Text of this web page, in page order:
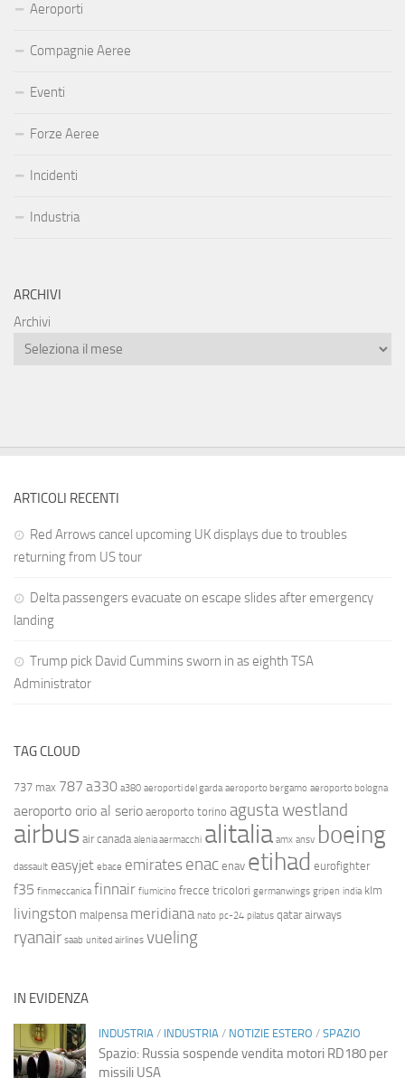
Aeroporti
Compagnie Aeree
Eventi
Forze Aeree
Incidenti
Industria
ARCHIVI
Archivi
ARTICOLI RECENTI
Red Arrows cancel upcoming UK displays due to troubles
returning from US tour
Delta passengers evacuate on escape slides after emergency
landing
Trump pick David Cummins sworn in as eighth TSA
Administrator
TAG CLOUD
737 max 787 a330 a380 aeroporti del garda aeroporto bergamo aeroporto bologna
aeroporto orio al serio aeroporto torino agusta westland
airbus air canada alenia aermacchi alitalia amx ansv boeing
dassault easyjet ebace emirates enac enav etihad eurofighter
f35 finmeccanica finnair fiumicino frecce tricolori germanwings gripen india klm
livingston malpensa meridiana nato pc-24 pilatus qatar airways
ryanair saab united airlines vueling
IN EVIDENZA
INDUSTRIA / INDUSTRIA / NOTIZIE ESTERO / SPAZIO
Spazio: Russia sospende vendita motori RD180 per
missili USA